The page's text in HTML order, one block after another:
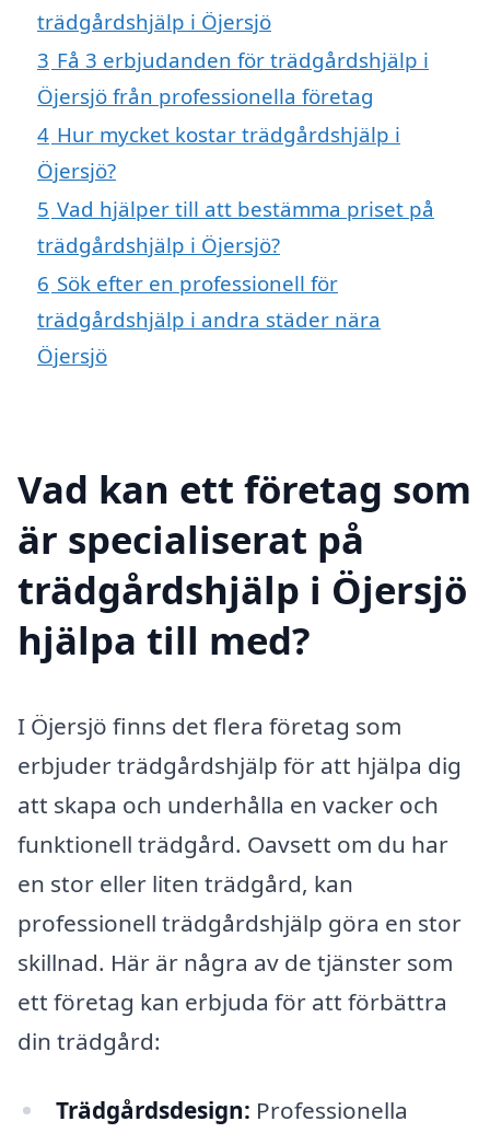
trädgårdshjälp i Öjersjö
3 Få 3 erbjudanden för trädgårdshjälp i
Öjersjö från professionella företag
4 Hur mycket kostar trädgårdshjälp i
Öjersjö?
5 Vad hjälper till att bestämma priset på
trädgårdshjälp i Öjersjö?
6 Sök efter en professionell för
trädgårdshjälp i andra städer nära
Öjersjö
Vad kan ett företag som
är specialiserat på
trädgårdshjälp i Öjersjö
hjälpa till med?
I Öjersjö finns det flera företag som
erbjuder trädgårdshjälp för att hjälpa dig
att skapa och underhålla en vacker och
funktionell trädgård. Oavsett om du har
en stor eller liten trädgård, kan
professionell trädgårdshjälp göra en stor
skillnad. Här är några av de tjänster som
ett företag kan erbjuda för att förbättra
din trädgård:
Trädgårdsdesign: Professionella